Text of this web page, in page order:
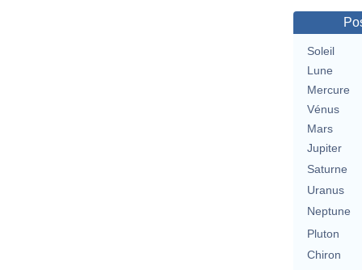
Soleil
Lune
Mercure
Vénus
Mars
Jupiter
Saturne
Uranus
Neptune
Pluton
Chiron